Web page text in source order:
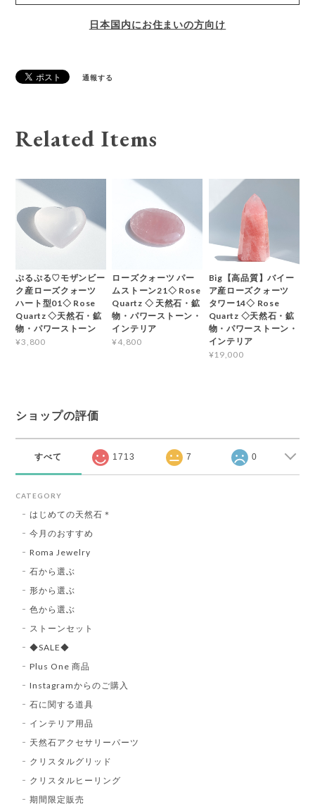
日本国内にお住まいの方向け
通報する
Related Items
ぷるぷる♡モザンビー
ク産ローズクォーツ
ハート型01◇ Rose
Quartz ◇天然石・鉱
物・パワーストーン
¥3,800
ローズクォーツ パー
ムストーン21◇ Rose
Quartz ◇ 天然石・鉱
物・パワーストーン・
インテリア
¥4,800
Big【高品質】バイー
ア産ローズクォーツ
タワー14◇ Rose
Quartz ◇天然石・鉱
物・パワーストーン・
インテリア
¥19,000
ショップの評価
すべて 1713 7 0
CATEGORY
はじめての天然石＊
今月のおすすめ
Roma Jewelry
石から選ぶ
形から選ぶ
色から選ぶ
ストーンセット
◆SALE◆
Plus One 商品
Instagramからのご購入
石に関する道具
インテリア用品
天然石アクセサリーパーツ
クリスタルグリッド
クリスタルヒーリング
期間限定販売